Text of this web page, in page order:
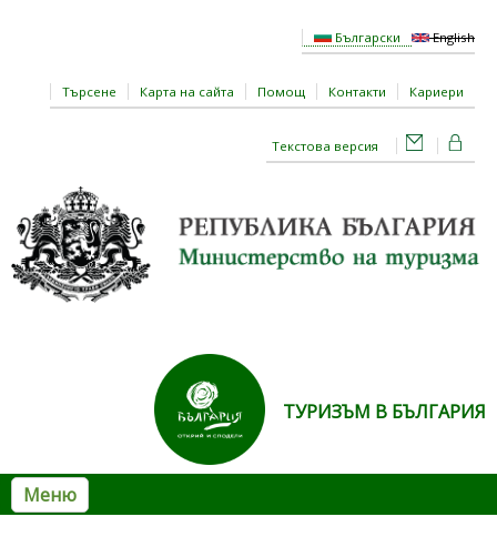
Български English
Търсене Карта на сайта Помощ Контакти Кариери
Текстова версия
ТУРИЗЪМ В БЪЛГАРИЯ
Меню